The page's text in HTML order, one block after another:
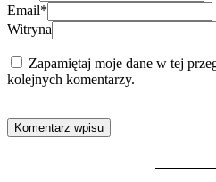
Email*
Witryna
Zapamiętaj moje dane w tej
kolejnych komentarzy.